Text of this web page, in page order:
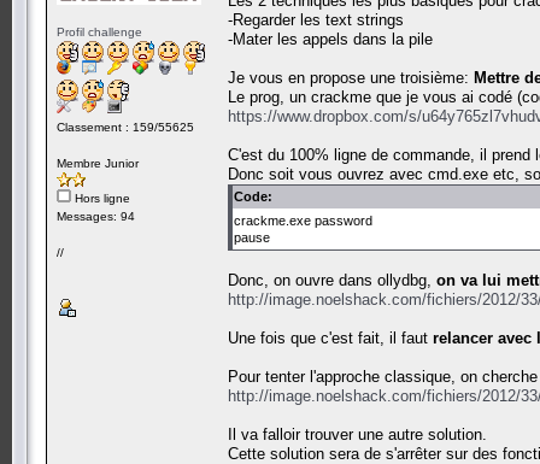
Profil challenge
Classement : 159/55625
Membre Junior
Hors ligne
Messages: 94
//
-Regarder les text strings
-Mater les appels dans la pile
Je vous en propose une troisième: Mettre
Le prog, un crackme que je vous ai codé
https://www.dropbox.com/s/
C'est du 100% ligne de commande, il
Donc soit vous ouvrez avec cmd.exe etc,
Code:
crackme.exe password
pause
Donc, on ouvre dans ollydbg, on va lui
http://image.noelshack.com/fichiers/2012/
Une fois que c'est fait, il faut relancer avec
Pour tenter l'approche classique, on
http://image.noelshack.com/fichiers/2012/
Il va falloir trouver une autre solution.
Cette solution sera de s'arrêter sur des